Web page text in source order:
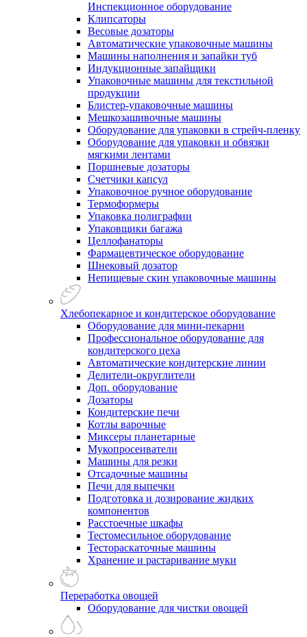
Инспекционное оборудование
Клипсаторы
Весовые дозаторы
Автоматические упаковочные машины
Машины наполнения и запайки туб
Индукционные запайщики
Упаковочные машины для текстильной
продукции
Блистер-упаковочные машины
Мешкозашивочные машины
Оборудование для упаковки в стрейч-пленку
Оборудование для упаковки и обвязки
мягкими лентами
Поршневые дозаторы
Счетчики капсул
Упаковочное ручное оборудование
Термоформеры
Упаковка полиграфии
Упаковщики багажа
Целлофанаторы
Фармацевтическое оборудование
Шнековый дозатор
Непищевые скин упаковочные машины
Хлебопекарное и кондитерское оборудование
Оборудование для мини-пекарни
Профессиональное оборудование для
кондитерского цеха
Автоматические кондитерские линии
Делители-округлители
Доп. оборудование
Дозаторы
Кондитерские печи
Котлы варочные
Миксеры планетарные
Мукопросеиватели
Машины для резки
Отсадочные машины
Печи для выпечки
Подготовка и дозирование жидких
компонентов
Расстоечные шкафы
Тестомесильное оборудование
Тестораскаточные машины
Хранение и растаривание муки
Переработка овощей
Оборудование для чистки овощей